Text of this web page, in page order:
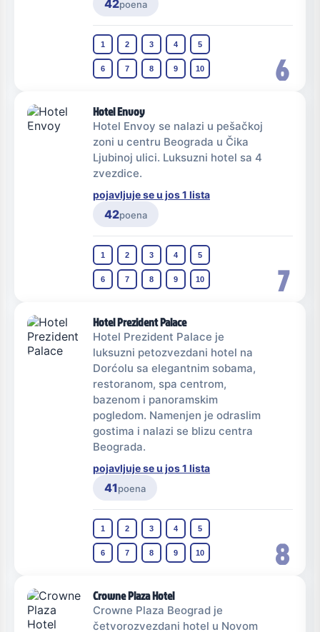
6
42poena
1 2 3 4 5
6 7 8 9 10
7
Hotel Envoy
Hotel Envoy se nalazi u pešačkoj
zoni u centru Beograda u Čika
Ljubinoj ulici. Luksuzni hotel sa 4
zvezdice.
pojavljuje se u jos 1 lista
42poena
1 2 3 4 5
6 7 8 9 10
8
Hotel Prezident Palace
Hotel Prezident Palace je
luksuzni petozvezdani hotel na
Dorćolu sa elegantnim sobama,
restoranom, spa centrom,
bazenom i panoramskim
pogledom. Namenjen je odraslim
gostima i nalazi se blizu centra
Beograda.
pojavljuje se u jos 1 lista
41poena
1 2 3 4 5
6 7 8 9 10
Crowne Plaza Hotel
Crowne Plaza Beograd je
četvorozvezdani hotel u Novom